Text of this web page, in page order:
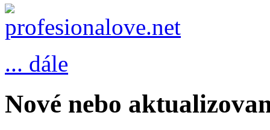
... dále
Nové nebo